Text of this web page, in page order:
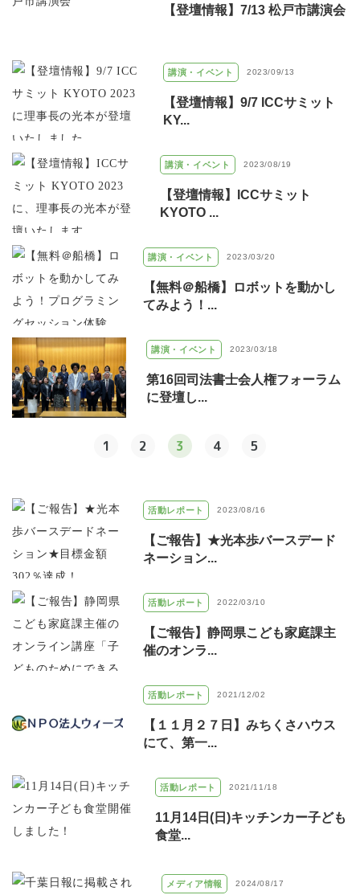
【登壇情報】7/13 松戸市講演会
講演・イベント 2023/09/13
【登壇情報】9/7 ICCサミット
KY...
講演・イベント 2023/08/19
【登壇情報】ICCサミット
KYOTO ...
講演・イベント 2023/03/20
【無料＠船橋】ロボットを動かし
てみよう！...
講演・イベント 2023/03/18
第16回司法書士会人権フォーラム
に登壇し...
1 2 3 4 5
活動レポート 2023/08/16
【ご報告】★光本歩バースデード
ネーション...
活動レポート 2022/03/10
【ご報告】静岡県こども家庭課主
催のオンラ...
活動レポート 2021/12/02
【１１月２７日】みちくさハウス
にて、第一...
活動レポート 2021/11/18
11月14日(日)キッチンカー子ども
食堂...
メディア情報 2024/08/17